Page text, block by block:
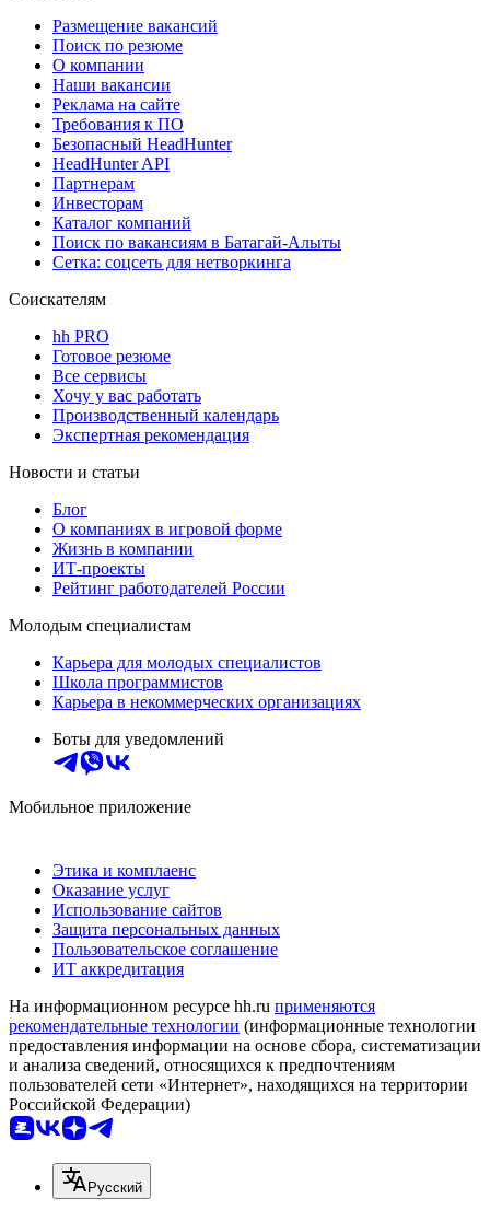
Размещение вакансий
Поиск по резюме
О компании
Наши вакансии
Реклама на сайте
Требования к ПО
Безопасный HeadHunter
HeadHunter API
Партнерам
Инвесторам
Каталог компаний
Поиск по вакансиям в Батагай-Алыты
Сетка: соцсеть для нетворкинга
Соискателям
hh PRO
Готовое резюме
Все сервисы
Хочу у вас работать
Производственный календарь
Экспертная рекомендация
Новости и статьи
Блог
О компаниях в игровой форме
Жизнь в компании
ИТ-проекты
Рейтинг работодателей России
Молодым специалистам
Карьера для молодых специалистов
Школа программистов
Карьера в некоммерческих организациях
Боты для уведомлений
Мобильное приложение
Этика и комплаенс
Оказание услуг
Использование сайтов
Защита персональных данных
Пользовательское соглашение
ИТ аккредитация
На информационном ресурсе hh.ru применяются
рекомендательные технологии (информационные технологии
предоставления информации на основе сбора, систематизации
и анализа сведений, относящихся к предпочтениям
пользователей сети «Интернет», находящихся на территории
Российской Федерации)
Русский